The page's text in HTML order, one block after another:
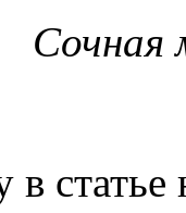
Сочная
статье